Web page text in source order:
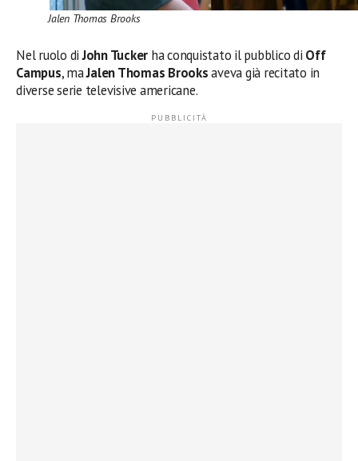
Jalen Thomas Brooks
Nel ruolo diJohn Tucker ha conquistato il pubblico di Off
Campus, maJalen Thomas Brooksaveva già recitato in
diverse serie televisive americane.